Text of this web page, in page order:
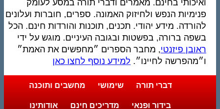
ואיכותי בחינם. מאמרים ודברי תורה במסע לעומק
פנימיות הנפש ולחיזוק האמונה. ספרים, חוברות ועלונים
להורדה. מידע יהודי. תכנים, תוכנות והורדות חינם. הכל
בשפה ברורה, בפשטות ובגובה העיניים. מוגש על ידי
ראובן פיזנטי, מחבר הספרים ״מחפשים את האמת״
ו״מהפרשה לחיינו״. למידע נוסף לחצו כאן
דברי תורה שימושי מחשבים ותוכנה
בידור ופנאי מדריכים חינם אודותינו